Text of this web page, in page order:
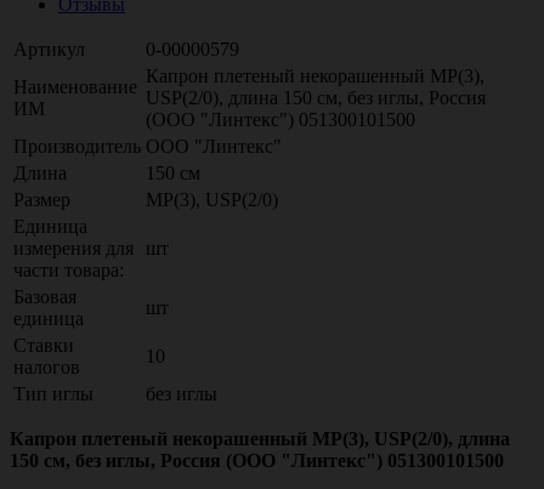
Артикул
0-00000579
Наименование
ИМ
Капрон плетеный некорашенный МР(3),
USP(2/0), длина 150 см, без иглы, Россия
(ООО "Линтекс") 051300101500
Производитель ООО "Линтекс"
Длина
150 см
Размер
МР(3), USP(2/0)
Единица
измерения для
части товара:
шт
Базовая
единица
шт
Ставки
налогов
10
Тип иглы
без иглы
Капрон плетеный некорашенный МР(3), USP(2/0), длина
150 см, без иглы, Россия (ООО "Линтекс") 051300101500